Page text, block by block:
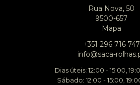
Rua Nova, 50
9500-657
Mapa
+351 296 716 747
info@saca-
Dias úteis: 12:00 - 15:00,
Sábado: 12:00 - 15:00,